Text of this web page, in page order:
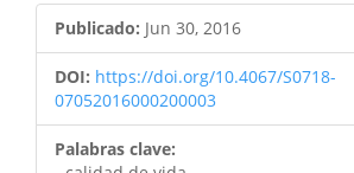
Publicado: Jun 30, 2016
DOI: https://doi.org/10.4067/S0718-
07052016000200003
Palabras clave: